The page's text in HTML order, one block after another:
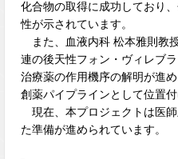
化合物の取得に成功しており
性が示されています。
また、血液内科 松本雅則教
連の後天性フォン・ヴィレブ
治療薬の作用機序の解明が進
創薬パイプラインとして位置付
現在、本プロジェクトは医
た準備が進められています。